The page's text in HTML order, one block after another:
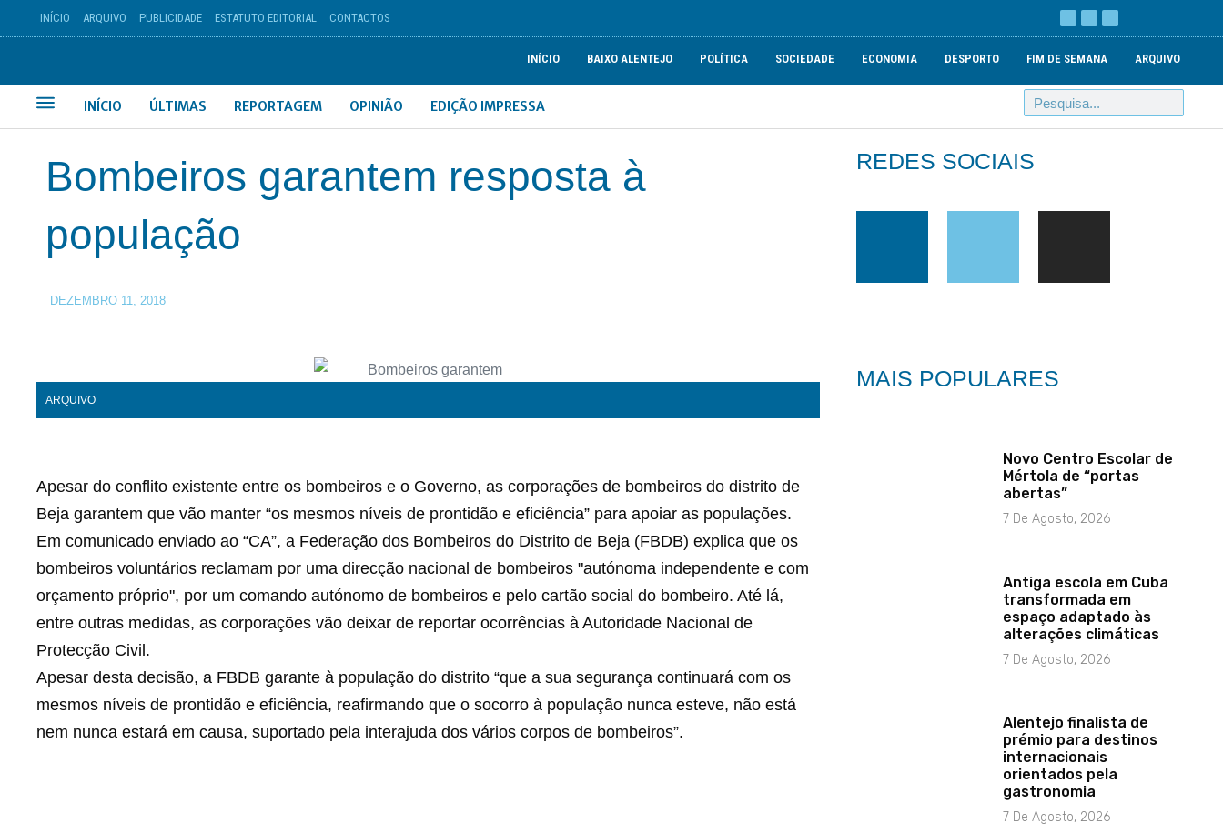
INÍCIO ARQUIVO PUBLICIDADE ESTATUTO EDITORIAL CONTACTOS
INÍCIO BAIXO ALENTEJO POLÍTICA SOCIEDADE ECONOMIA DESPORTO FIM DE SEMANA ARQUIVO
INÍCIO ÚLTIMAS REPORTAGEM OPINIÃO EDIÇÃO IMPRESSA
Bombeiros garantem resposta à
população
DEZEMBRO 11, 2018
ARQUIVO
Apesar do conflito existente entre os bombeiros e o Governo, as corporações de bombeiros do distrito de
Beja garantem que vão manter “os mesmos níveis de prontidão e eficiência” para apoiar as populações.
Em comunicado enviado ao “CA”, a Federação dos Bombeiros do Distrito de Beja (FBDB) explica que os
bombeiros voluntários reclamam por uma direcção nacional de bombeiros "autónoma independente e com
orçamento próprio", por um comando autónomo de bombeiros e pelo cartão social do bombeiro. Até lá,
entre outras medidas, as corporações vão deixar de reportar ocorrências à Autoridade Nacional de
Protecção Civil.
Apesar desta decisão, a FBDB garante à população do distrito “que a sua segurança continuará com os
mesmos níveis de prontidão e eficiência, reafirmando que o socorro à população nunca esteve, não está
nem nunca estará em causa, suportado pela interajuda dos vários corpos de bombeiros”.
REDES SOCIAIS
MAIS POPULARES
Novo Centro Escolar de
Mértola de “portas
abertas”
7 De Agosto, 2026
Antiga escola em Cuba
transformada em
espaço adaptado às
alterações climáticas
7 De Agosto, 2026
Alentejo finalista de
prémio para destinos
internacionais
orientados pela
gastronomia
7 De Agosto, 2026